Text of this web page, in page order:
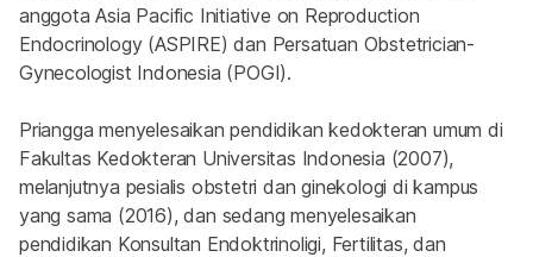
anggota Asia Pacific Initiative on Reproduction
Endocrinology (ASPIRE) dan Persatuan Obstetrician-
Gynecologist Indonesia (POGI).
Priangga menyelesaikan pendidikan kedokteran umum di
Fakultas Kedokteran Universitas Indonesia (2007),
melanjutnya pesialis obstetri dan ginekologi di kampus
yang sama (2016), dan sedang menyelesaikan
pendidikan Konsultan Endoktrinoligi, Fertilitas, dan